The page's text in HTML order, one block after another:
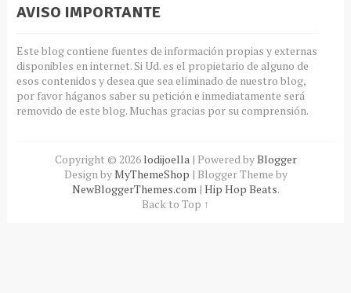
AVISO IMPORTANTE
Este blog contiene fuentes de información propias y externas
disponibles en internet. Si Ud. es el propietario de alguno de
esos contenidos y desea que sea eliminado de nuestro blog,
por favor háganos saber su petición e inmediatamente será
removido de este blog. Muchas gracias por su comprensión.
Copyright © 2026 lodijoella| Powered byBlogger
Design byMyThemeShop | Blogger Theme by
NewBloggerThemes.com| Hip Hop Beats.
Back to Top ↑